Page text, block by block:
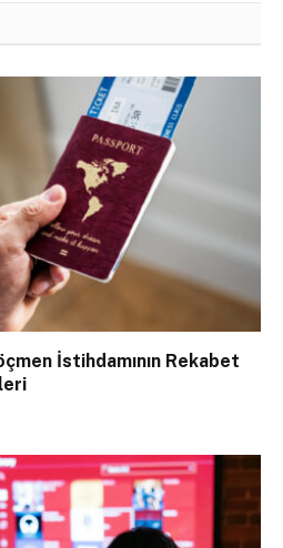
İstihdamının Rekabet